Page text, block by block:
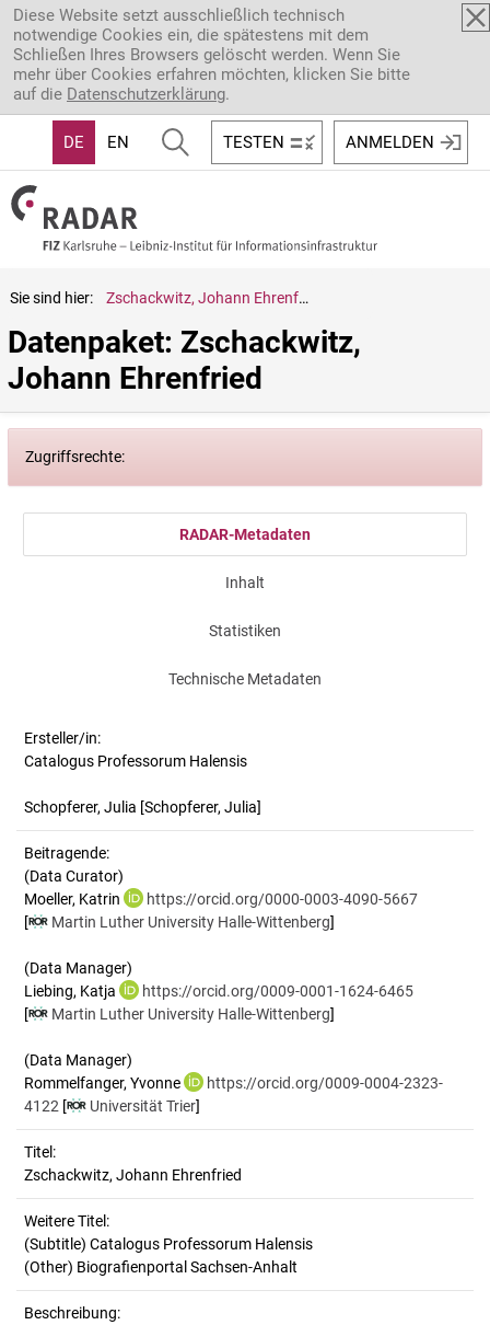
Direkt zum Inhalt
Diese Website setzt ausschließlich technisch
notwendige Cookies ein, die spätestens mit dem
Schließen Ihres Browsers gelöscht werden. Wenn Sie
mehr über Cookies erfahren möchten, klicken Sie bitte
auf die Datenschutzerklärung.
DE EN TESTEN ANMELDEN
Sie sind hier: Zschackwitz, Johann Ehrenfried
Datenpaket: Zschackwitz,
Johann Ehrenfried
Zugriffsrechte:
RADAR-Metadaten
Inhalt
Statistiken
Technische Metadaten
Ersteller/in:
Catalogus Professorum Halensis
Schopferer, Julia [Schopferer, Julia]
Beitragende:
(Data Curator)
Moeller, Katrin
https://orcid.org/0000-0003-4090-5667
[
Martin Luther University Halle-Wittenberg]
(Data Manager)
Liebing, Katja
https://orcid.org/0009-0001-1624-6465
[
Martin Luther University Halle-Wittenberg]
(Data Manager)
Rommelfanger, Yvonne
https://orcid.org/0009-0004-2323-
4122 [ Universität Trier]
Titel:
Zschackwitz, Johann Ehrenfried
Weitere Titel:
(Subtitle) Catalogus Professorum Halensis
(Other) Biografienportal Sachsen-Anhalt
Beschreibung: